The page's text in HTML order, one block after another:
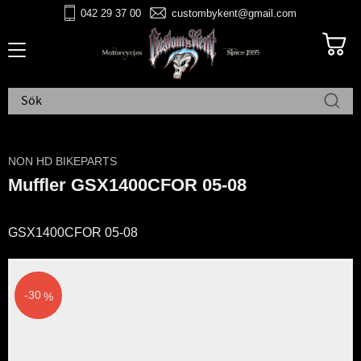
042 29 37 00 custombykent@gmail.com
NON HD BIKEPARTS
Muffler GSX1400CFOR 05-08
GSX1400CFOR 05-08
30 %